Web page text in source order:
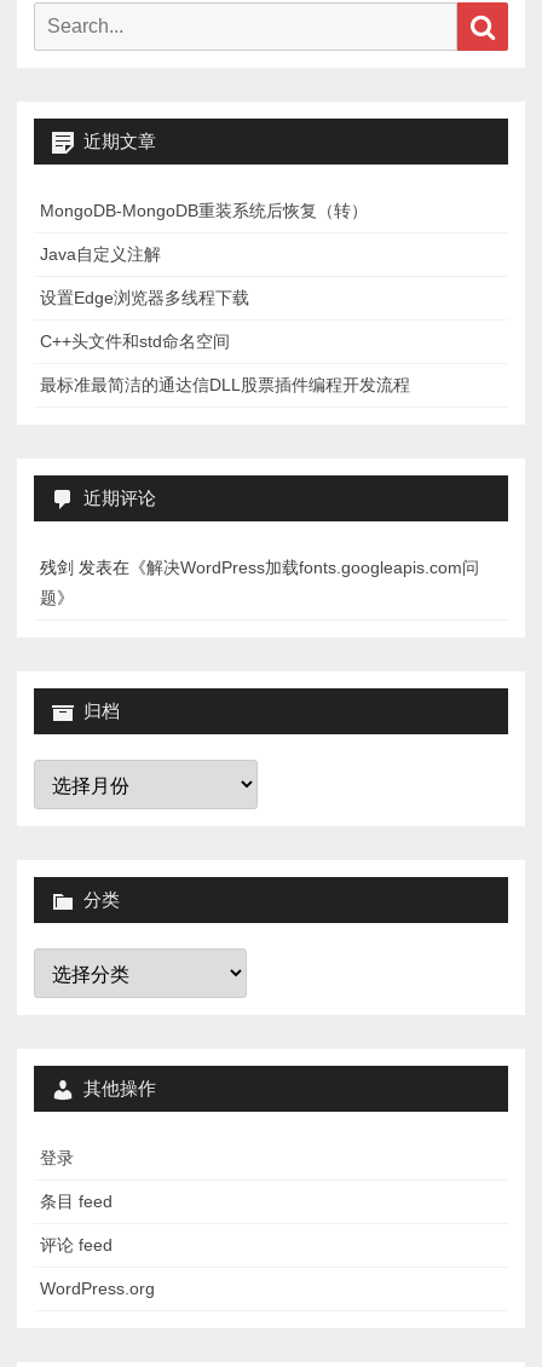
Search
近期文章
MongoDB-MongoDB重装系统后恢复（转）
Java自定义注解
设置Edge浏览器多线程下载
C++头文件和std命名空间
最标准最简洁的通达信DLL股票插件编程开发流程
近期评论
残剑 发表在《解决WordPress加载fonts.googleapis.com问
题》
归档
归
分类
分
其他操作
登录
条目 feed
评论 feed
WordPress.org